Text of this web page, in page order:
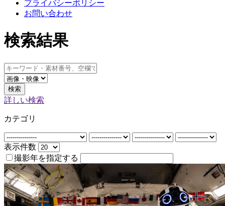
プライバシーポリシー
お問い合わせ
検索結果
検索
詳しい検索
カテゴリ
表示件数
撮影年を指定する